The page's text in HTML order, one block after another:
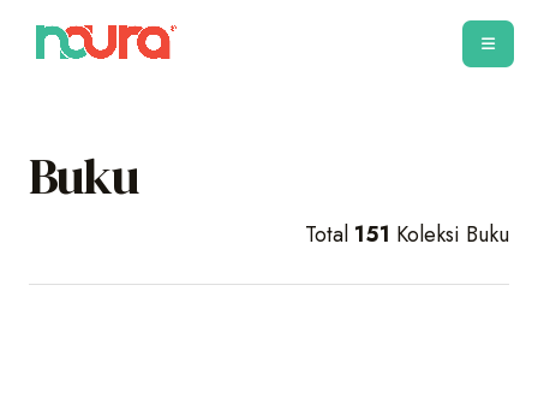
Buku
Total 151 Koleksi Buku